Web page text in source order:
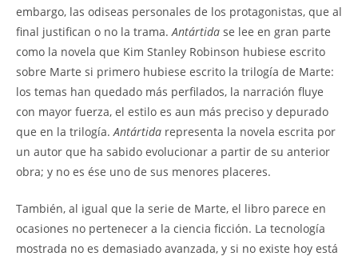
embargo, las odiseas personales de los protagonistas, que al
final justifican o no la trama.Antártida se lee en gran parte
como la novela que Kim Stanley Robinson hubiese escrito
sobre Marte si primero hubiese escrito la trilogía de Marte:
los temas han quedado más perfilados, la narración fluye
con mayor fuerza, el estilo es aun más preciso y depurado
que en la trilogía.Antártida representa la novela escrita por
un autor que ha sabido evolucionar a partir de su anterior
obra; y no es ése uno de sus menores placeres.
También, al igual que la serie de Marte, el libro parece en
ocasiones no pertenecer a la ciencia ficción. La tecnología
mostrada no es demasiado avanzada, y si no existe hoy está